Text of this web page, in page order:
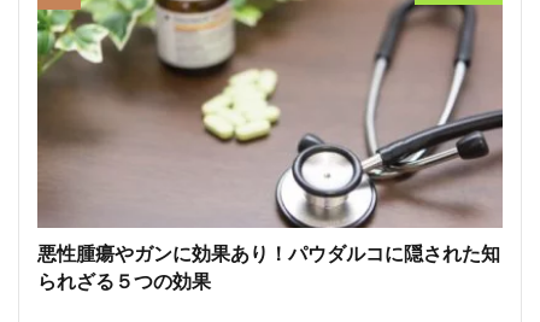
悪性腫瘍やガンに効果あり！パウダルコに隠された知
られざる５つの効果